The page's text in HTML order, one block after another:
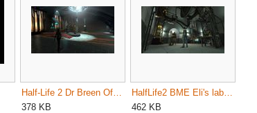
378 KB
462 KB